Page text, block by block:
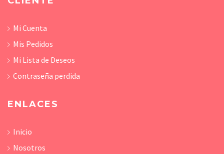
Mi Cuenta
Mis Pedidos
Mi Lista de Deseos
Contraseña perdida
ENLACES
Inicio
Nosotros